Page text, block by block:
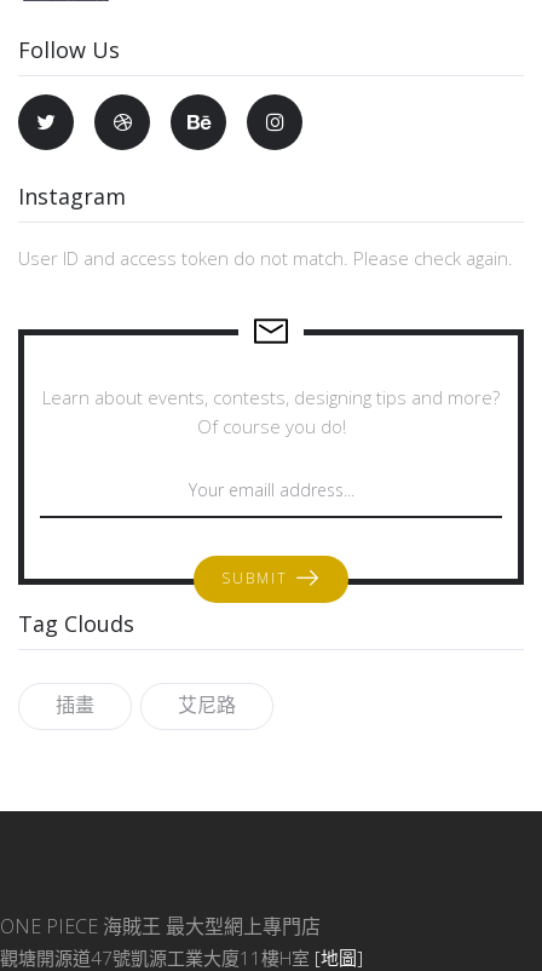
Follow Us
Instagram
User ID and access token do not match. Please check again.
Learn about events, contests, designing tips and more?
Of course you do!
SUBMIT
Tag Clouds
插畫 艾尼路
ONE PIECE 海賊王 最大型網上專門店
觀塘開源道47號凱源工業大廈11樓H室 [地圖]